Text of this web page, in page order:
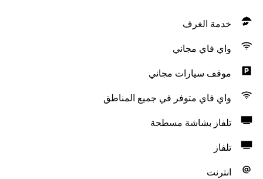
خدمة الغرف
واي فاي مجاني
موقف سيارات مجاني
واي فاي متوفر في جميع المناطق
تلفاز بشاشة مسطحة
تلفاز
انترنت